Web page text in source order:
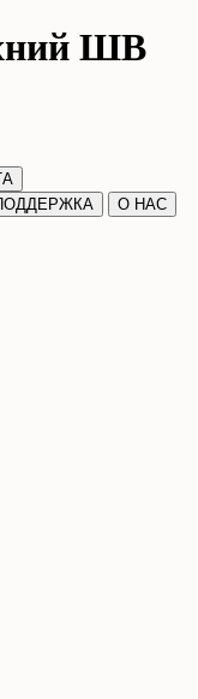
ШВ
О НАС